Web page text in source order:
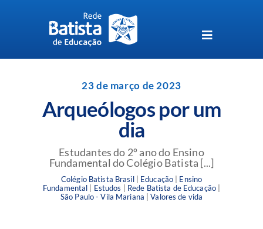
Toggle
Navigation
Perguntas Frequentes
23 de março de 2023
Arqueólogos por um
dia
Estudantes do 2º ano do Ensino
Fundamental do Colégio Batista [...]
Colégio Batista Brasil Educação
Ensino
Fundamental
Estudos Rede Batista de Educação|
São Paulo - Vila Mariana |Valores de vida